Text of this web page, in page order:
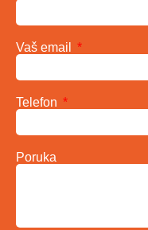
Vaš email
Telefon
Poruka